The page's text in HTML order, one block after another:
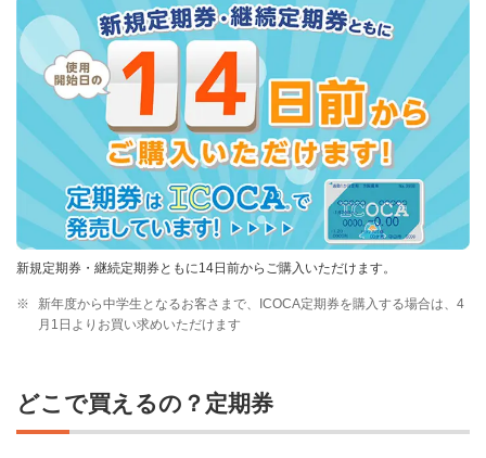
新規定期券・継続定期券ともに14日前からご購入いただけます。
※
新年度から中学生となるお客さまで、ICOCA定期券を購入する場合は、4
月1日よりお買い求めいただけます
どこで買えるの？定期券